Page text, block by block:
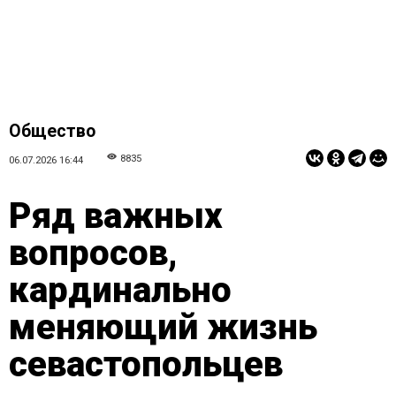
Общество
06.07.2026 16:44 8835
Ряд важных
вопросов,
кардинально
меняющий жизнь
севастопольцев